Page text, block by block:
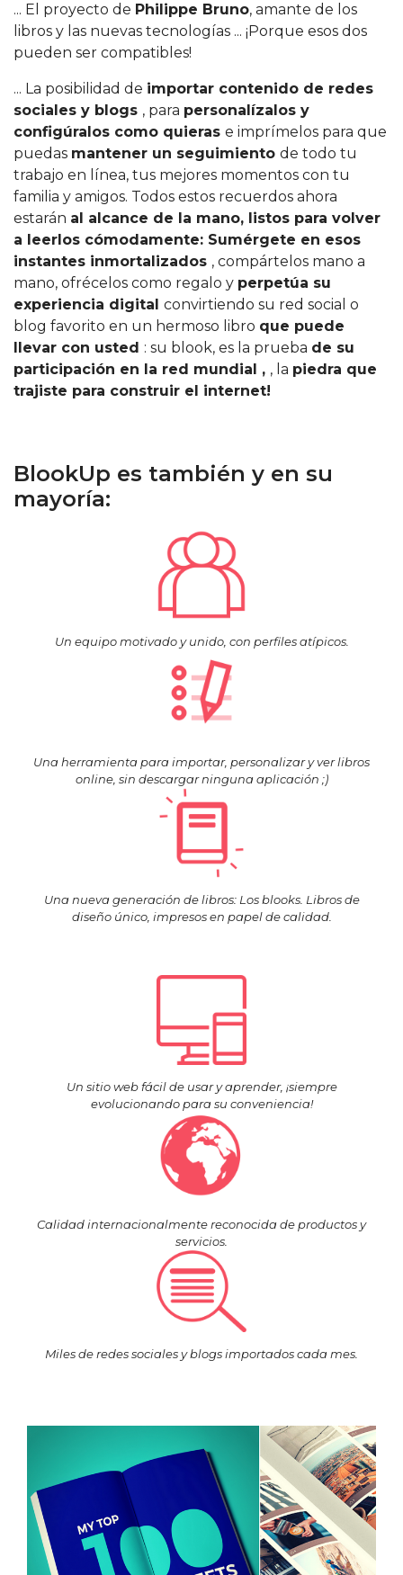
... El proyecto de Philippe Bruno, amante de los
libros y las nuevas tecnologías ... ¡Porque esos dos
pueden ser compatibles!
... La posibilidad de importar contenido de redes
sociales y blogs , para personalízalos y
configúralos como quieras e imprímelos para que
puedas mantener un seguimiento de todo tu
trabajo en línea, tus mejores momentos con tu
familia y amigos. Todos estos recuerdos ahora
estarán al alcance de la mano, listos para volver
a leerlos cómodamente: Sumérgete en esos
instantes inmortalizados , compártelos mano a
mano, ofrécelos como regalo y perpetúa su
experiencia digital convirtiendo su red social o
blog favorito en un hermoso libro que puede
llevar con usted : su blook, es la prueba de su
participación en la red mundial , , la piedra que
trajiste para construir el internet!
BlookUp es también y en su
mayoría:
Un equipo motivado y unido, con perfiles atípicos.
Una herramienta para importar, personalizar y ver libros
online, sin descargar ninguna aplicación ;)
Una nueva generación de libros: Los blooks. Libros de
diseño único, impresos en papel de calidad.
Un sitio web fácil de usar y aprender, ¡siempre
evolucionando para su conveniencia!
Calidad internacionalmente reconocida de productos y
servicios.
Miles de redes sociales y blogs importados cada mes.